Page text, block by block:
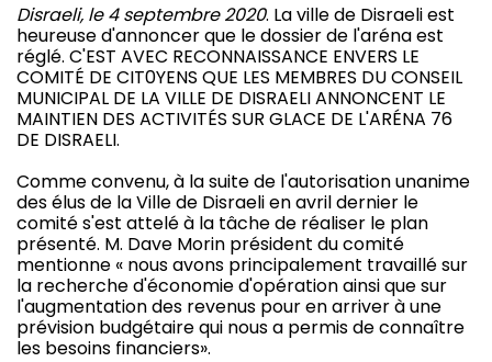
Disraeli, le 4 septembre 2020. La ville de Disraeli est
heureuse d'annoncer que le dossier de l'aréna est
réglé. C'EST AVEC RECONNAISSANCE ENVERS LE
COMITÉ DE CIT0YENS QUE LES MEMBRES DU CONSEIL
MUNICIPAL DE LA VILLE DE DISRAELI ANNONCENT LE
MAINTIEN DES ACTIVITÉS SUR GLACE DE L'ARÉNA 76
DE DISRAELI.
Comme convenu, à la suite de l'autorisation unanime
des élus de la Ville de Disraeli en avril dernier le
comité s'est attelé à la tâche de réaliser le plan
présenté. M. Dave Morin président du comité
mentionne « nous avons principalement travaillé sur
la recherche d'économie d'opération ainsi que sur
l'augmentation des revenus pour en arriver à une
prévision budgétaire qui nous a permis de connaître
les besoins financiers».